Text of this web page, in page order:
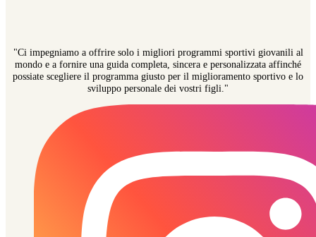
"Ci impegniamo a offrire solo i migliori programmi sportivi giovanili al
mondo e a fornire una guida completa, sincera e personalizzata affinché
possiate scegliere il programma giusto per il miglioramento sportivo e lo
sviluppo personale dei vostri figli."